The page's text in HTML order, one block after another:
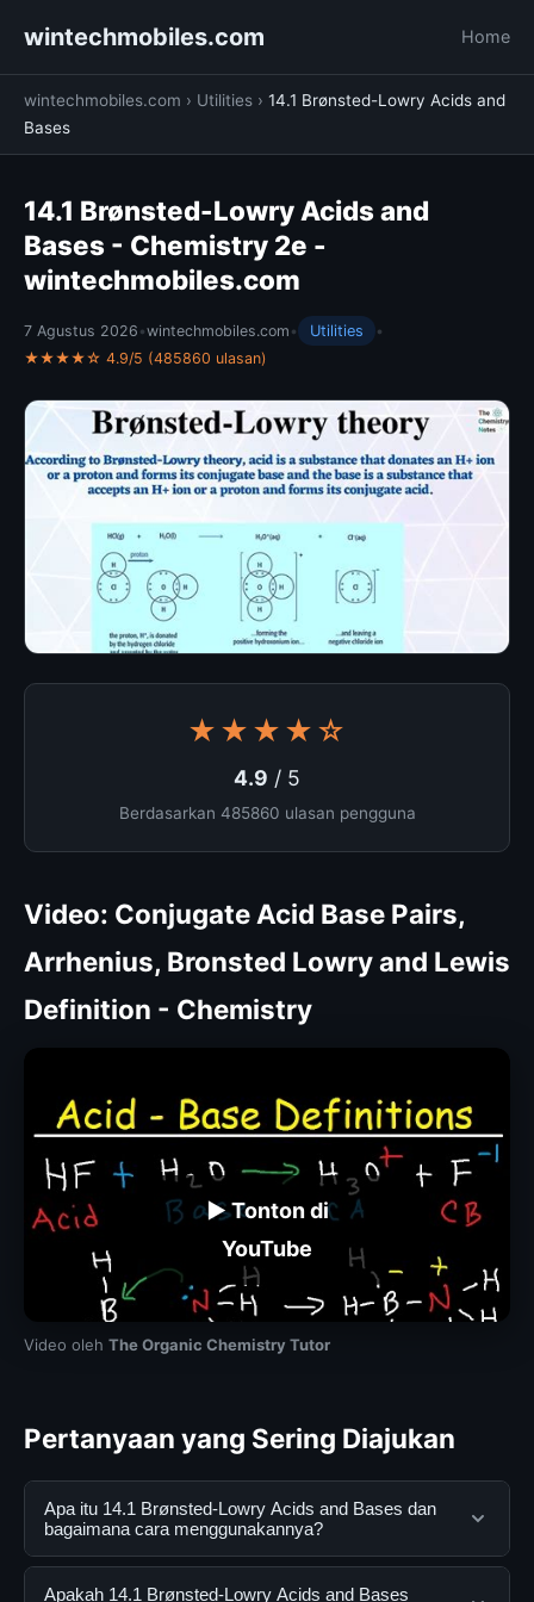
wintechmobiles.com Home
wintechmobiles.com › Utilities › 14.1 Brønsted-Lowry Acids and
Bases
14.1 Brønsted-Lowry Acids and
Bases - Chemistry 2e -
wintechmobiles.com
7 Agustus 2026 •wintechmobiles.com • Utilities
•
★★★★☆ 4.9/5 (485860 ulasan)
★★★★☆
4.9 / 5
Berdasarkan 485860 ulasan pengguna
Video: Conjugate Acid Base Pairs,
Arrhenius, Bronsted Lowry and Lewis
Definition - Chemistry
▶ Tonton di
YouTube
Video oleh The Organic Chemistry Tutor
Pertanyaan yang Sering Diajukan
Apa itu 14.1 Brønsted-Lowry Acids and Bases dan
bagaimana cara menggunakannya?
14.1 Brønsted-Lowry Acids and Bases adalah layanan
Apakah 14.1 Brønsted-Lowry Acids and Bases